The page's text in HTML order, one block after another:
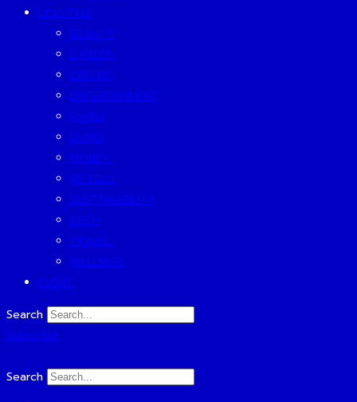
LIFESTYLE
BEAUTY
CAREER
EATERY
ENTERTAINMENT
FAMILY
LIVING
MONEY
MUTELU
SUSTAINABILITY
TECH
TRAVEL
WELLNESS
EVENT
Search
Subscribe
Search